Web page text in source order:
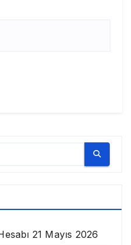
21 Mayıs 2026